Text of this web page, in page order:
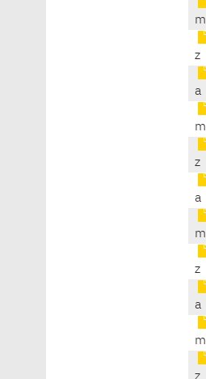
z
a
z
a
z
a